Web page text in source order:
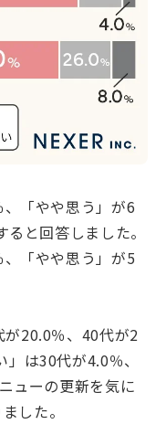
「やや思う」が6
と回答しました。
「やや思う」が5
20.0％、40代が2
は30代が4.0％、
ューの更新を気に
した。